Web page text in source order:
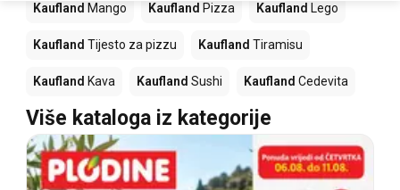
Kaufland Mango Kaufland Pizza Kaufland Lego
Kaufland Tijesto za pizzu Kaufland Tiramisu
Kaufland Kava Kaufland Sushi Kaufland Cedevita
Više kataloga iz kategorije